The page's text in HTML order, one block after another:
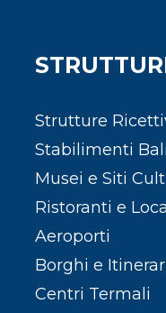
Strutture
Stabilimenti
Musei e Siti
Ristoranti e
Aeroporti
Borghi e
Centri Termali